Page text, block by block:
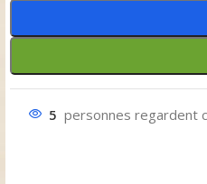
5 personnes regardent